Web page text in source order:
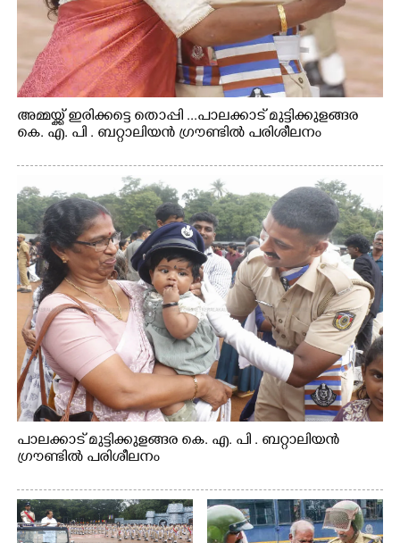
അമ്മയ്ക്ക് ഇരിക്കട്ടെ തൊപ്പി ...പാലക്കാട് മുട്ടിക്കുളങ്ങര
കെ. എ. പി . ബറ്റാലിയൻ ഗ്രൗണ്ടിൽ പരിശീലനം
പാലക്കാട് മുട്ടിക്കുളങ്ങര കെ. എ. പി . ബറ്റാലിയൻ
ഗ്രൗണ്ടിൽ പരിശീലനം